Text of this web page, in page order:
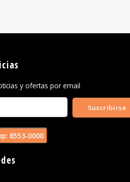
y ofertas por email
Suscribirse
8553-0000